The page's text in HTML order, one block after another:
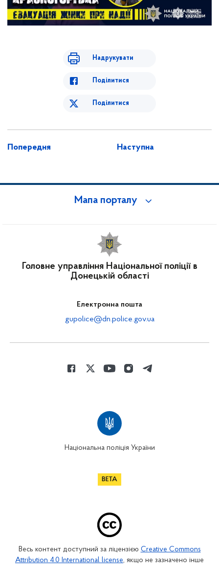
Надрукувати
Поділитися
Поділитися
Попередня Наступна
Мапа порталу
Головне управління Національної поліції в
Донецькій області
Електронна пошта
gupolice@dn.police.gov.ua
Національна поліція України
Весь контент доступний за ліцензією Creative Commons
Attribution 4.0 International license, якщо не зазначено інше